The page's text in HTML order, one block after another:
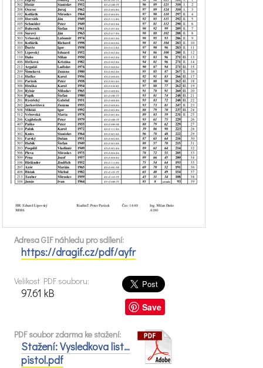
Adresa GIF náhledu pro sdílení:
https://dragif.cz/pdf/ayfr
Save
Velikost PDF souboru:
97.61 kB
PDF soubor zdarma ke stažení:
Stažení: Vysledkova list…
pistol.pdf